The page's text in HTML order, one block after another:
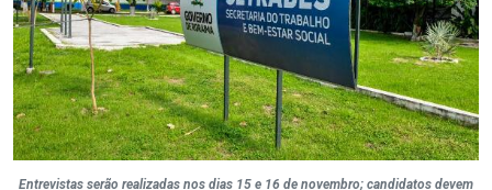
Entrevistas serão realizadas nos dias 15 e 16 de novembro; candidatos devem